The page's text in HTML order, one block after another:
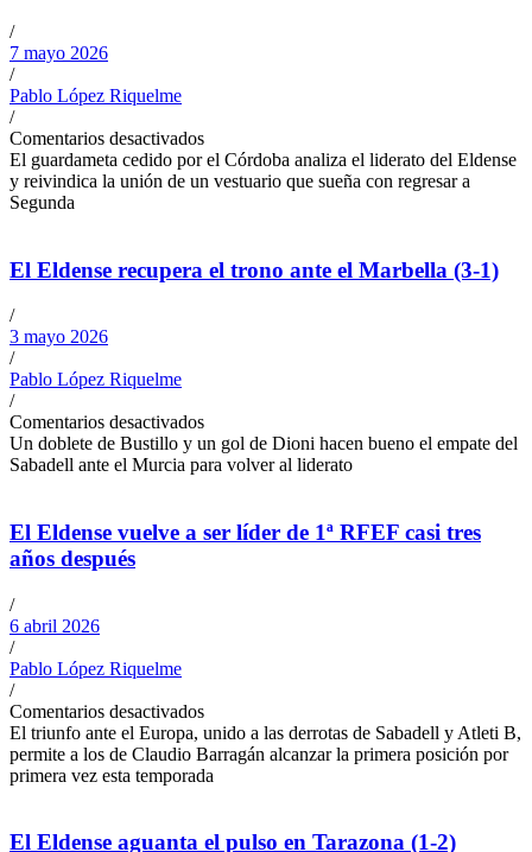
/
7 mayo 2026
/
Pablo López Riquelme
/
Comentarios desactivados
El guardameta cedido por el Córdoba analiza el liderato del Eldense
y reivindica la unión de un vestuario que sueña con regresar a
Segunda
El Eldense recupera el trono ante el Marbella (3-1)
/
3 mayo 2026
/
Pablo López Riquelme
/
Comentarios desactivados
Un doblete de Bustillo y un gol de Dioni hacen bueno el empate del
Sabadell ante el Murcia para volver al liderato
El Eldense vuelve a ser líder de 1ª RFEF casi tres
años después
/
6 abril 2026
/
Pablo López Riquelme
/
Comentarios desactivados
El triunfo ante el Europa, unido a las derrotas de Sabadell y Atleti B,
permite a los de Claudio Barragán alcanzar la primera posición por
primera vez esta temporada
El Eldense aguanta el pulso en Tarazona (1-2)